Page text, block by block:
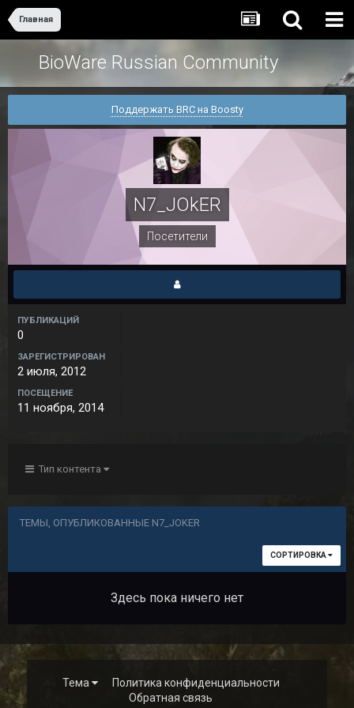
Главная
BioWare Russian Community
Поддержать BRC на Boosty
N7_JOkER
Посетители
ПУБЛИКАЦИЙ
0
ЗАРЕГИСТРИРОВАН
2 июля, 2012
ПОСЕЩЕНИЕ
11 ноября, 2014
Тип контента
ТЕМЫ, ОПУБЛИКОВАННЫЕ N7_JOKER
СОРТИРОВКА
Здесь пока ничего нет
Тема
Политика конфиденциальности
Обратная связь